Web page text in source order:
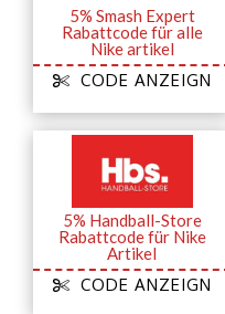
5% Smash Expert
Rabattcode für alle
Nike artikel
CODE ANZEIGN
5% Handball-Store
Rabattcode für Nike
Artikel
CODE ANZEIGN